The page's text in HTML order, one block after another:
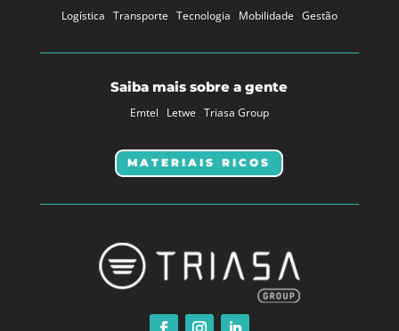
Logística Transporte Tecnologia Mobilidade Gestão
Saiba mais sobre a gente
Emtel Letwe Triasa Group
MATERIAIS RICOS